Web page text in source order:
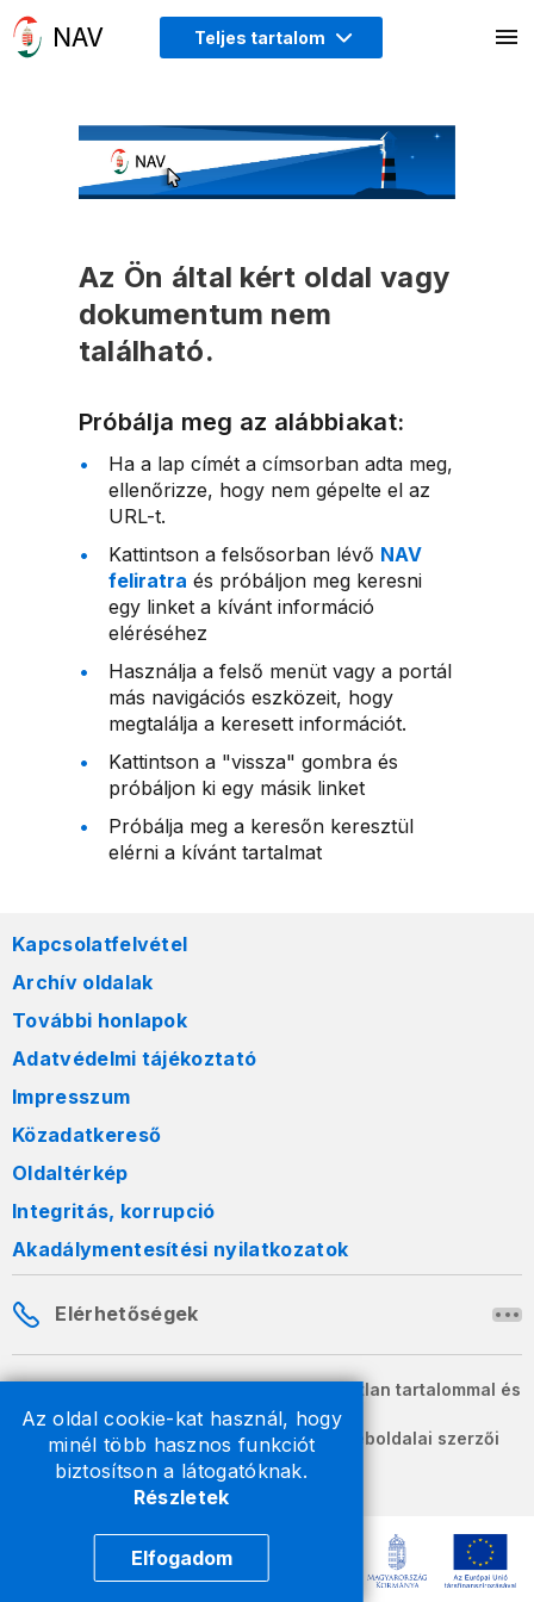
Az oldal cookie-kat használ, hogy
minél több hasznos funkciót
biztosítson a látogatóknak.
Részletek
Elfogadom
Teljes tartalom
Az Ön által kért oldal vagy
dokumentum nem
található.
Próbálja meg az alábbiakat:
Ha a lap címét a címsorban adta meg,
ellenőrizze, hogy nem gépelte el az
URL-t.
Kattintson a felsősorban lévő NAV
feliratra és próbáljon meg keresni
egy linket a kívánt információ
eléréséhez
Használja a felső menüt vagy a portál
más navigációs eszközeit, hogy
megtalálja a keresett információt.
Kattintson a "vissza" gombra és
próbáljon ki egy másik linket
Próbálja meg a keresőn keresztül
elérni a kívánt tartalmat
Kapcsolatfelvétel
Archív oldalak
További honlapok
Adatvédelmi tájékoztató
Impresszum
Közadatkereső
Oldaltérkép
Integritás, korrupció
Akadálymentesítési nyilatkozatok
Elérhetőségek
A honlapon szereplő információk változatlan tartalommal és
formában szabadon terjeszthetők.
2026 © A Nemzeti Adó- és Vámhivatal weboldalai szerzői
jogvédelem alatt állnak.